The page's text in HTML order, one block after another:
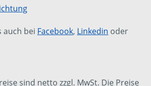
auch bei Facebook, Linkedin oder
sind netto zzgl. MwSt. Die Preise